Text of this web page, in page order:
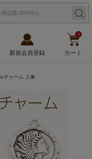
新規会員登録
0
カート
チャーム 人像